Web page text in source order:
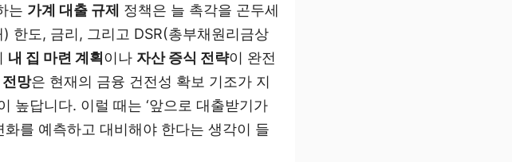
는 가계 대출 규제 정책은 늘 촉각을 곤두세
한도, 금리, 그리고 DSR(총부채원리금상
내 집 마련 계획이나 자산 증식 전략이 완전
망은 현재의 금융 건전성 확보 기조가 지
높답니다. 이럴 때는 ‘앞으로 대출받기가
를 예측하고 대비해야 한다는 생각이 들